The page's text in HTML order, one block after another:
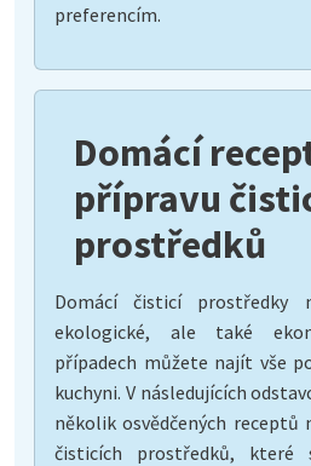
preferencím.
Domácí
přípravu
prostředků
Domácí čisticí prostředky
ekologické, ale také
případech můžete najít vše
kuchyni. V následujících
několik osvědčených receptů
čisticích prostředků,